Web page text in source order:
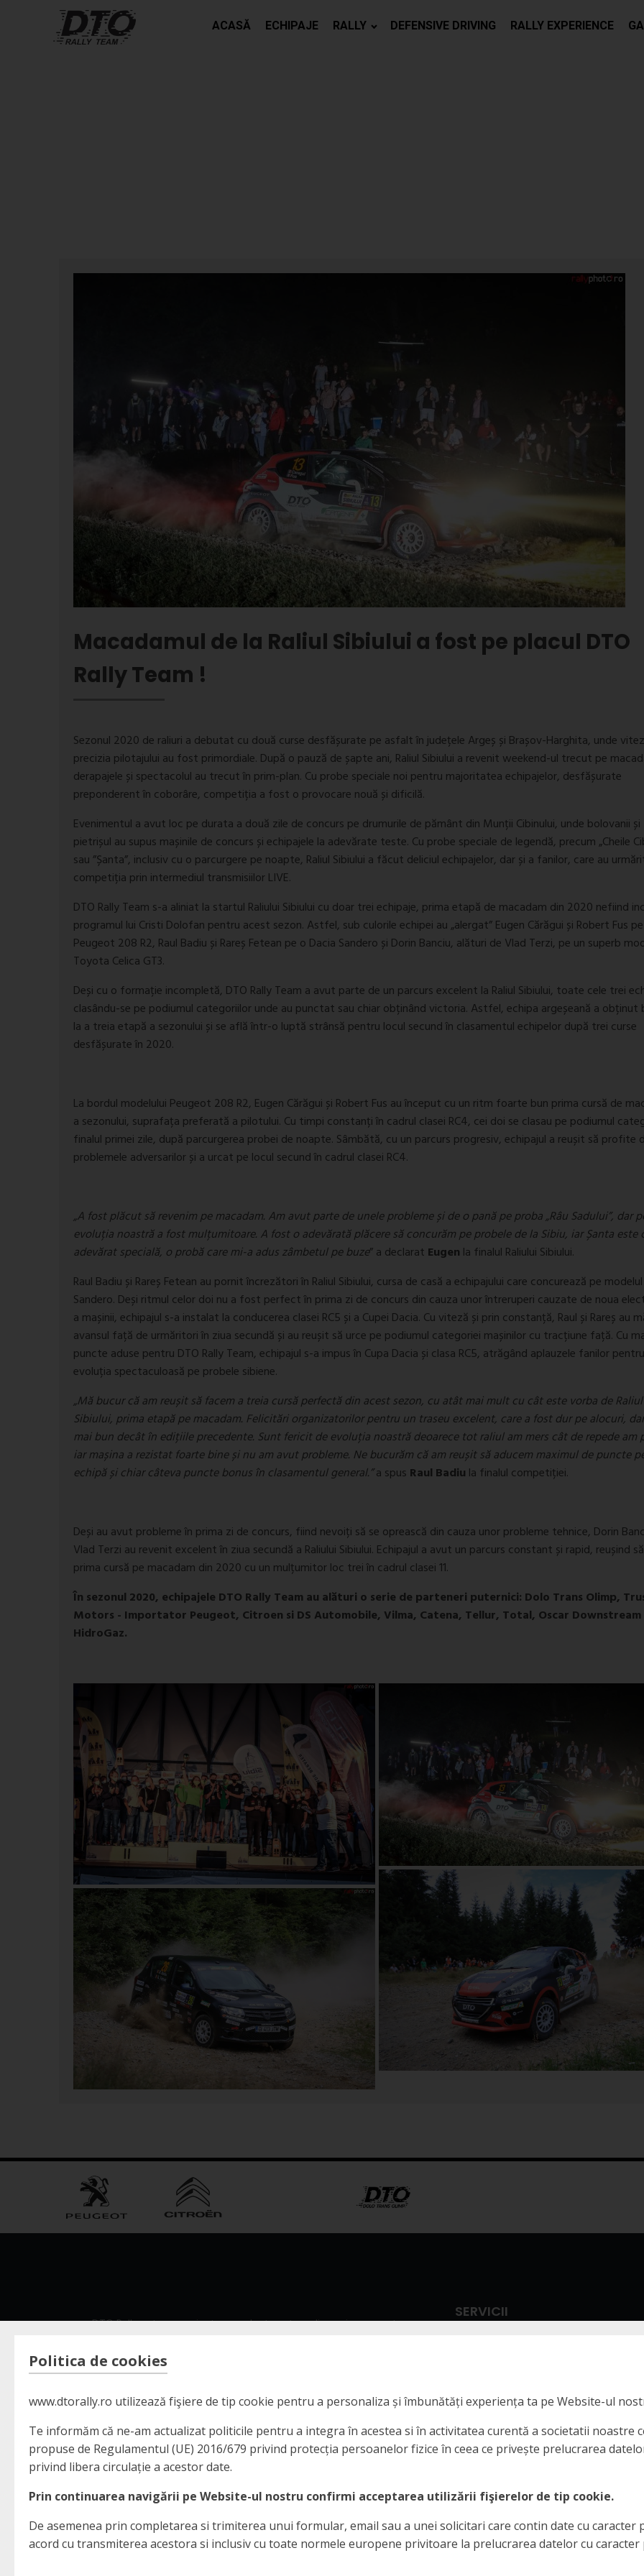
ACASĂ ECHIPAJE RALLY DEFENSIVE DRIVING RALLY EXPERIENCE
Macadamul de la Raliul Sibiului a fost pe placul DTO
Rally Team !
Sezonul 2020 de raliuri a debutat cu două curse desfășurate pe asfalt în județele Argeș și Brașov-Harghita, unde
precizia pilotajului au fost primordiale. După o pauză de șapte ani, Raliul Sibiului a revenit weekend-ul trecut pe
derapajele și spectacolul au trecut în prim-plan. Cu probe speciale noi pentru majoritatea echipajelor, desfășurate
preponderent în coborâre, competiția a fost o provocare nouă și dificilă.
Evenimentul a avut loc pe durata a două zile de concurs pe drumurile de pământ din Munții Cibinului, unde bolovanii și
pietrișul au supus mașinile de concurs și echipajele la adevărate teste. Cu probe speciale de legendă, precum „Cheile
sau ”Șanta”, inclusiv cu o parcurgere pe noapte, Raliul Sibiului a făcut deliciul echipajelor, dar și a fanilor, care au
competiția prin intermediul transmisiilor LIVE.
DTO Rally Team s-a aliniat la startul Raliului Sibiului cu doar trei echipaje, prima etapă de macadam din 2020 nefiind
programul lui Cristi Dolofan pentru acest sezon. Astfel, sub culorile echipei au „alergat” Eugen Cărăgui și Robert Fus
Peugeot 208 R2, Raul Badiu și Rareș Fetean pe o Dacia Sandero și Dorin Banciu, alături de Vlad Terzi, pe un superb
Toyota Celica GT3.
Deși cu o formație incompletă, DTO Rally Team a avut parte de un parcurs excelent la Raliul Sibiului, toate cele trei
clasându-se pe podiumul categoriilor unde au punctat sau chiar obținând victoria. Astfel, echipa argeșeană a obținut
la a treia etapă a sezonului și se află într-o luptă strânsă pentru locul secund în clasamentul echipelor după trei curse
desfășurate în 2020.
La bordul modelului Peugeot 208 R2, Eugen Cărăgui și Robert Fus au început cu un ritm foarte bun prima cursă de
a sezonului, suprafața preferată a pilotului. Cu timpi constanți în cadrul clasei RC4, cei doi se clasau pe podiumul
finalul primei zile, după parcurgerea probei de noapte. Sâmbătă, cu un parcurs progresiv, echipajul a reușit să profite
problemele adversarilor și a urcat pe locul secund în cadrul clasei RC4.
„A fost plăcut să revenim pe macadam. Am avut parte de unele probleme și de o pană pe proba „Râu Sadului”, dar
evoluția noastră a fost mulțumitoare. A fost o adevărată plăcere să concurăm pe probele de la Sibiu, iar Șanta este
adevărat specială, o probă care mi-a adus zâmbetul pe buze” a declarat Eugen la finalul Raliului Sibiului.
Raul Badiu și Rareș Fetean au pornit încrezători în Raliul Sibiului, cursa de casă a echipajului care concurează pe
Sandero. Deși ritmul celor doi nu a fost perfect în prima zi de concurs din cauza unor întreruperi cauzate de noua
a mașinii, echipajul s-a instalat la conducerea clasei RC5 și a Cupei Dacia. Cu viteză și prin constanță, Raul și Rareș au
avansul față de urmăritori în ziua secundă și au reușit să urce pe podiumul categoriei mașinilor cu tracțiune față. Cu
puncte aduse pentru DTO Rally Team, echipajul s-a impus în Cupa Dacia și clasa RC5, atrăgând aplauzele fanilor pentru
evoluția spectaculoasă pe probele sibiene.
„Mă bucur că am reușit să facem a treia cursă perfectă din acest sezon, cu atât mai mult cu cât este vorba de Raliul
Sibiului, prima etapă pe macadam. Felicitări organizatorilor pentru un traseu excelent, care a fost dur pe alocuri,
mai bun decât în edițiile precedente. Sunt fericit de evoluția noastră deoarece tot raliul am mers cât de repede am
iar mașina a rezistat foarte bine și nu am avut probleme. Ne bucurăm că am reușit să aducem maximul de puncte
echipă și chiar câteva puncte bonus în clasamentul general.”a spus Raul Badiu la finalul competiției.
Deși au avut probleme în prima zi de concurs, fiind nevoiți să se oprească din cauza unor probleme tehnice, Dorin
Vlad Terzi au revenit excelent în ziua secundă a Raliului Sibiului. Echipajul a avut un parcurs constant și rapid, reușind
prima cursă pe macadam din 2020 cu un mulțumitor loc trei în cadrul clasei 11.
În sezonul 2020, echipajele DTO Rally Team au alături o serie de parteneri puternici: Dolo Trans Olimp,
Motors - Importator Peugeot, Citroen si DS Automobile, Vilma, Catena, Tellur, Total, Oscar Downstream
HidroGaz.
DTO Rally este un proiect care a luat nastere din pasiunea pentru
Reprezinta pasiune, determinare si implicare din partea fiecarui
membru al echipei pentru a duce totul la un alt nivel.
SERVICII
Defensive Driving
Politica de cookies
www.dtorally.ro utilizează fişiere de tip cookie pentru a personaliza și îmbunătăți experiența ta pe Website-ul
Te informăm că ne-am actualizat politicile pentru a integra în acestea si în activitatea curentă a societatii noastre
propuse de Regulamentul (UE) 2016/679 privind protecția persoanelor fizice în ceea ce privește prelucrarea
privind libera circulație a acestor date.
Prin continuarea navigării pe Website-ul nostru confirmi acceptarea utilizării fişierelor de tip cookie.
De asemenea prin completarea si trimiterea unui formular, email sau a unei solicitari care contin date cu caracter
acord cu transmiterea acestora si inclusiv cu toate normele europene privitoare la prelucrarea datelor cu caracter